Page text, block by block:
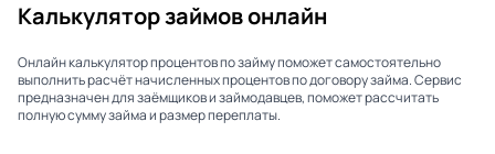
Калькулятор займов онлайн
Онлайн калькулятор процентов по займу поможет самостоятельно
выполнить расчёт начисленных процентов по договору займа. Сервис
предназначен для заёмщиков и займодавцев, поможет рассчитать
полную сумму займа и размер переплаты.